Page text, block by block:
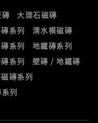
大理石磁磚
系列
清水模磁磚
系列
地鐵磚系列
系列
壁磚 / 地鐵磚
磚系列
列